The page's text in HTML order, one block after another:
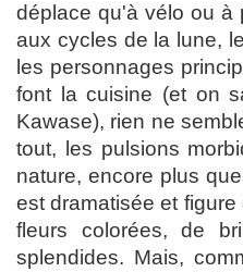
déplace qu'à vélo ou à
aux cycles de la lune,
les personnages
font la cuisine (et on
Kawase), rien ne
tout, les pulsions
nature, encore plus
est dramatisée et
fleurs colorées, de
splendides. Mais,